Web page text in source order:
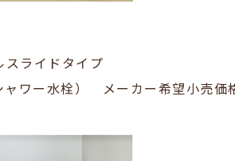
ライドタイプ
ワー水栓） メーカー希望小売